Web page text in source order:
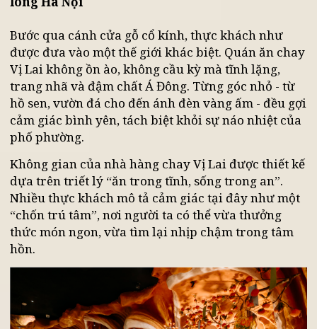
2. Vị Lai - quán chay mang hơi thở thiền giữa
lòng Hà Nội
Bước qua cánh cửa gỗ cổ kính, thực khách như
được đưa vào một thế giới khác biệt. Quán ăn
Vị Lai không ồn ào, không cầu kỳ mà tĩnh lặng,
trang nhã và đậm chất Á Đông. Từng góc nhỏ - từ
hồ sen, vườn đá cho đến ánh đèn vàng ấm - đều
cảm giác bình yên, tách biệt khỏi sự náo nhiệt của
phố phường.
Không gian của nhà hàng chay Vị Lai được thiết
dựa trên triết lý “ăn trong tĩnh, sống trong an”.
Nhiều thực khách mô tả cảm giác tại đây như một
“chốn trú tâm”, nơi người ta có thể vừa thưởng
thức món ngon, vừa tìm lại nhịp chậm trong tâm
hồn.